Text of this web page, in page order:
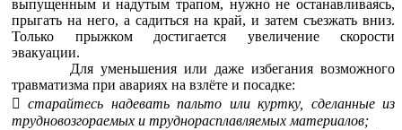
выпущенным и надутым трапом, нужно не останавливаясь,
прыгать на него, а садиться на край, и затем съезжать вниз.
Только прыжком достигается увеличение скорости
эвакуации.
Для уменьшения или даже избегания возможного
травматизма при авариях на взлёте и посадке:
 старайтесь надевать пальто или куртку, сделанные из
трудновозгораемых и труднорасплавляемых материалов;